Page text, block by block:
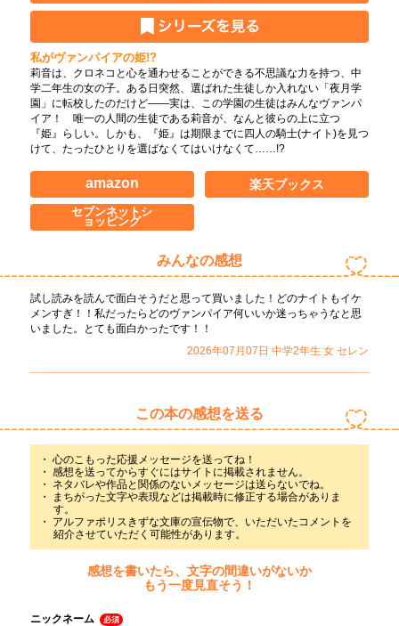
私がヴァンパイアの姫!?
莉音は、クロネコと心を通わせることができる不思議な力を持つ、中
学二年生の女の子。ある日突然、選ばれた生徒しか入れない「夜月学
園」に転校したのだけど――実は、この学園の生徒はみんなヴァンパ
イア！ 唯一の人間の生徒である莉音が、なんと彼らの上に立つ
『姫』らしい。しかも、『姫』は期限までに四人の騎士(ナイト)を見つ
けて、たったひとりを選ばなくてはいけなくて……!?
amazon 楽天ブックス
セブンネットシ
ョッピング
みんなの感想
試し読みを読んで面白そうだと思って買いました！どのナイトもイケ
メンすぎ！！私だったらどのヴァンパイア何いいか迷っちゃうなと思
いました。とても面白かったです！！
2026年07月07日 中学2年生 女 セレン
この本の感想を送る
心のこもった応援メッセージを送ってね！
感想を送ってからすぐにはサイトに掲載されません。
ネタバレや作品と関係のないメッセージは送らないでね。
まちがった文字や表現などは掲載時に修正する場合がありま
す。
アルファポリスきずな文庫の宣伝物で、いただいたコメントを
紹介させていただく可能性があります。
感想を書いたら、文字の間違いがないか
もう一度見直そう！
ニックネーム 必須